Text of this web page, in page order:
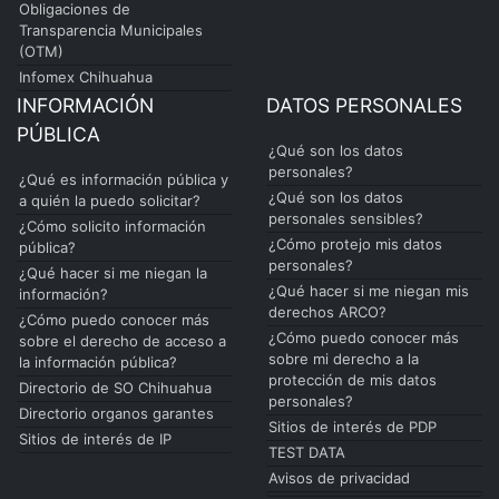
Obligaciones de
Transparencia Municipales
(OTM)
Infomex Chihuahua
INFORMACIÓN
PÚBLICA
¿Qué es información pública y
a quién la puedo solicitar?
¿Cómo solicito información
pública?
¿Qué hacer si me niegan la
información?
¿Cómo puedo conocer más
sobre el derecho de acceso a
la información pública?
Directorio de SO Chihuahua
Directorio organos garantes
Sitios de interés de IP
DATOS PERSONALES
¿Qué son los datos
personales?
¿Qué son los datos
personales sensibles?
¿Cómo protejo mis datos
personales?
¿Qué hacer si me niegan mis
derechos ARCO?
¿Cómo puedo conocer más
sobre mi derecho a la
protección de mis datos
personales?
Sitios de interés de PDP
TEST DATA
Avisos de privacidad